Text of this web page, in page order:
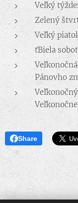
Veľký
Zelený
Veľký
ťBiela
Pánovho
Share